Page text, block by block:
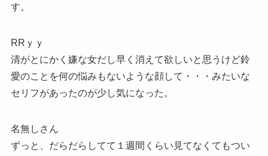
す。
RRｙｙ
清がとにかく嫌な女だし早く消えて欲しいと思うけど鈴
愛のことを何の悩みもないような顔して・・・みたいな
セリフがあったのが少し気になった。
名無しさん
ずっと、だらだらしてて１週間くらい見てなくてもつい